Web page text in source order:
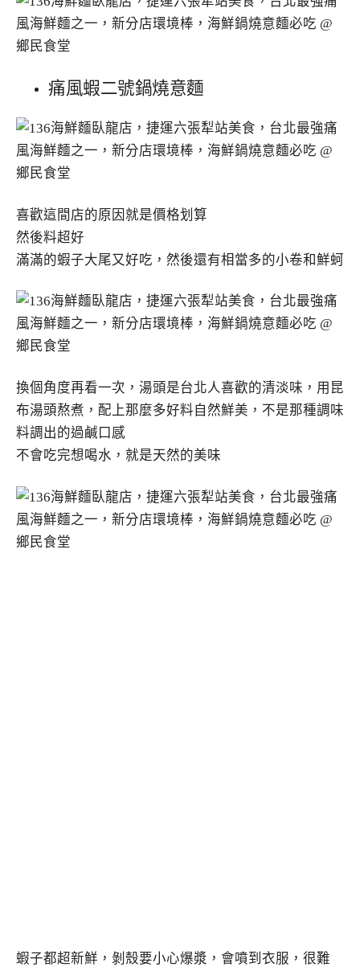
痛風蝦二號鍋燒意麵
喜歡這間店的原因就是價格划算
然後料超好
滿滿的蝦子大尾又好吃，然後還有相當多的小卷和鮮蚵
換個角度再看一次，湯頭是台北人喜歡的清淡味，用昆
布湯頭熬煮，配上那麼多好料自然鮮美，不是那種調味
料調出的過鹹口感
不會吃完想喝水，就是天然的美味
蝦子都超新鮮，剝殼要小心爆漿，會噴到衣服，很難